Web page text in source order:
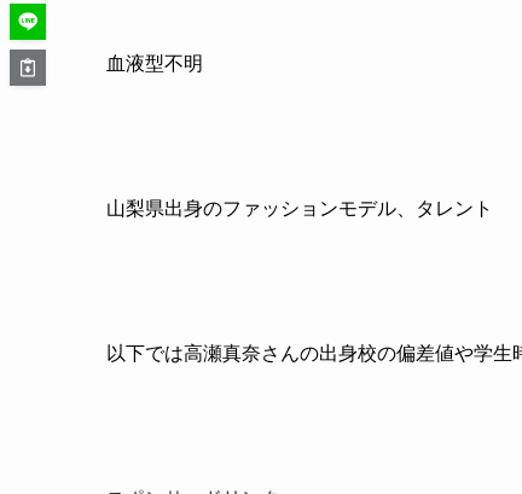
血液型不明
山梨県出身のファッションモデル、タレント
以下では高瀬真奈さんの出身校の偏差値や学